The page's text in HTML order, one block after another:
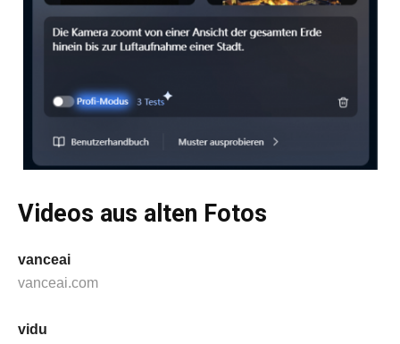
Videos aus alten Fotos
vanceai
vanceai.com
vidu